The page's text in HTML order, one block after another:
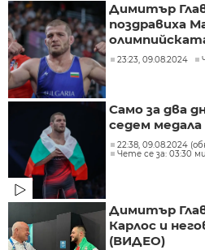
Димитър
поздравиха
23:23, 09.08.2024
Само за два
седем
22:38, 09.08.2024
Чете се за: 03:30
Димитър
Карлос и
(ВИДЕО)